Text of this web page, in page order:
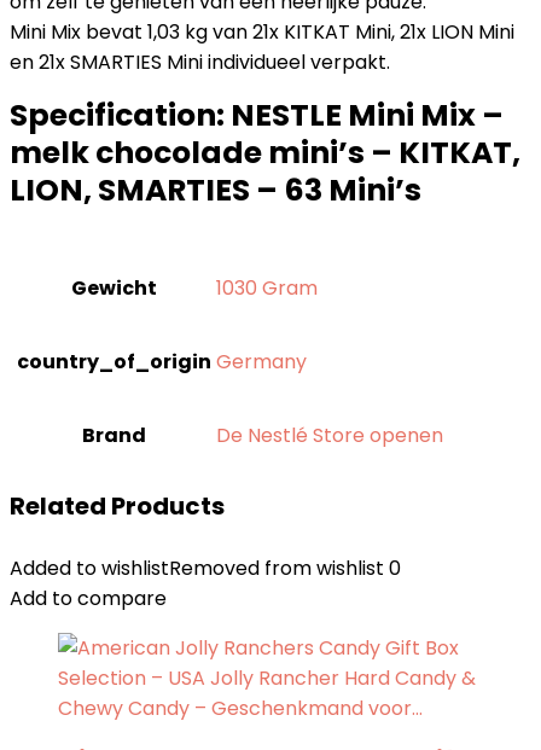
Mini Mix bevat 1,03 kg van 21x KITKAT Mini, 21x LION Mini
en 21x SMARTIES Mini individueel verpakt.
Specification: NESTLE Mini Mix –
melk chocolade mini’s – KITKAT,
LION, SMARTIES – 63 Mini’s
Gewicht ‎1030 Gram
country_of_origin ‎Germany
Brand De Nestlé Store openen
Related Products
Added to wishlistRemoved from wishlist 0
Add to compare